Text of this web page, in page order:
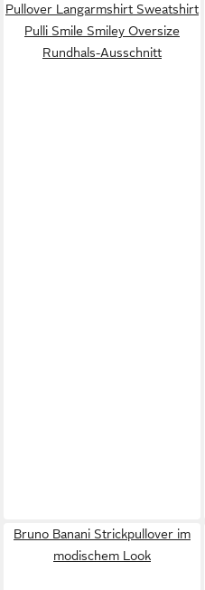
Pullover Langarmshirt Sweatshirt
Pulli Smile Smiley Oversize
Rundhals-Ausschnitt
Bruno Banani Strickpullover im
modischem Look